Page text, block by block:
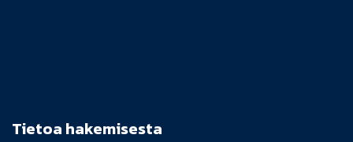
Tietoa hakemisesta